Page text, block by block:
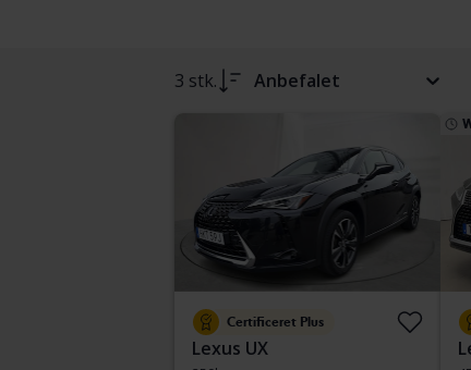
3 stk. Anbefalet
Certificeret Plus
Lexus UX